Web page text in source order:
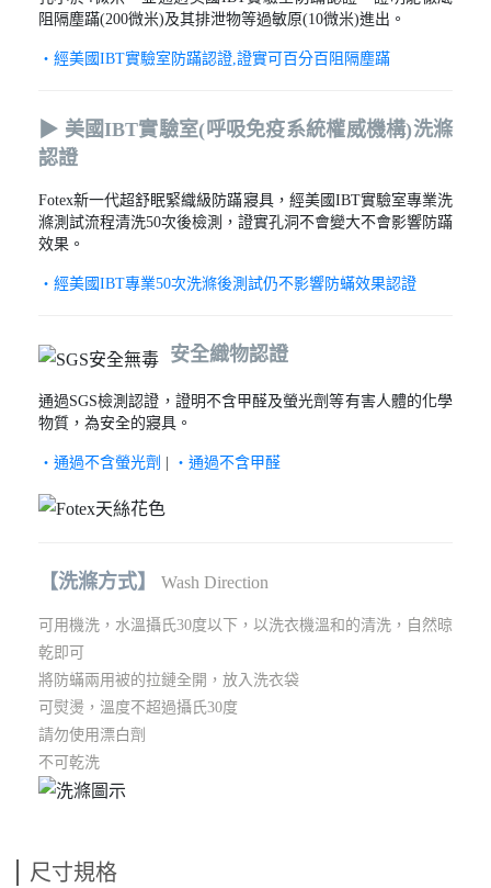
阻隔塵蹣(200微米)及其排泄物等過敏原(10微米)進出。
‧經美國IBT實驗室防蹣認證,證實可百分百阻隔塵蹣
▶ 美國IBT實驗室(呼吸免疫系統權威機構)洗滌
認證
Fotex新一代超舒眠緊織級防蹣寢具，經美國IBT實驗室專業洗
滌測試流程清洗50次後檢測，證實孔洞不會變大不會影響防蹣
效果。
‧經美國IBT專業50次洗滌後測試仍不影響防蟎效果認證
安全織物認證
通過SGS檢測認證，證明不含甲醛及螢光劑等有害人體的化學
物質，為安全的寢具。
‧通過不含螢光劑 ‧通過不含甲醛
【洗滌方式】 Wash Direction
可用機洗，水溫攝氏30度以下，以洗衣機溫和的清洗，自然晾
乾即可
將防蟎兩用被的拉鏈全開，放入洗衣袋
可熨燙，溫度不超過攝氏30度
請勿使用漂白劑
不可乾洗
尺寸規格